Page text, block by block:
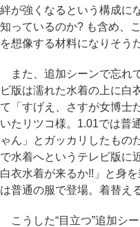
絆が強くなるという構成に
知っているのか? も含め、
を想像する材料になりそうだ
また、追加シーンで忘れ
ビ版は濡れた水着の上に白
て「すげえ、さすが女博士
いたリツコ様。1.01では普
ゃん」とガッカリしたもの
で水着へというテレビ版に
白衣水着が来るか!!」と身
は普通の服で登場。着替え
こうした“目立つ”追加シ